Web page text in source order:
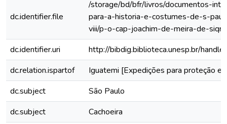
dc.identifier.file
/storage/bd/bfr/livros/documentos-
para-a-historia-e-costumes-de-s-
viii/p-o-cap-joachim-de-meira-de-siqr/
dc.identifier.uri
http://bibdig.biblioteca.unesp.br/
dc.relation.ispartof
Iguatemi [Expedições para proteção e
dc.subject
São Paulo
dc.subject
Cachoeira